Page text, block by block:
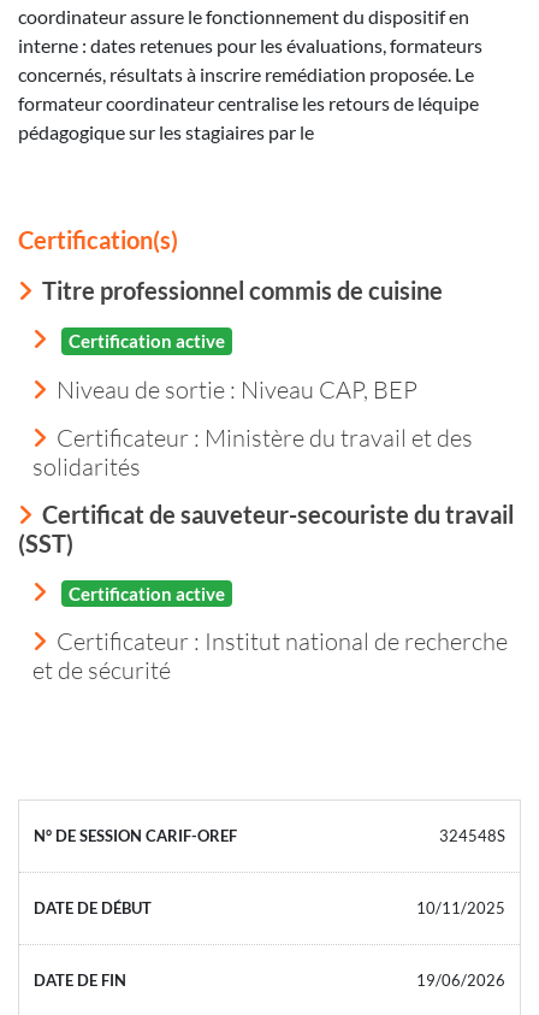
coordinateur assure le fonctionnement du dispositif en
interne : dates retenues pour les évaluations, formateurs
concernés, résultats à inscrire remédiation proposée. Le
formateur coordinateur centralise les retours de léquipe
pédagogique sur les stagiaires par le
Certification(s)
Titre professionnel commis de cuisine
Certification active
Niveau de sortie : Niveau CAP, BEP
Certificateur : Ministère du travail et des
solidarités
Certificat de sauveteur-secouriste du travail
(SST)
Certification active
Certificateur : Institut national de recherche
et de sécurité
324548S
10/11/2025
19/06/2026